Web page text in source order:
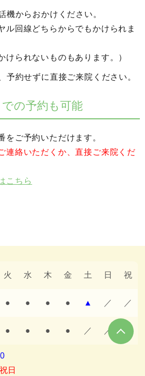
機からおかけください。
ル回線どちらからでもかけられま
けられないものもあります。）
予約せずに直接ご来院ください。
の予約も可能
をご予約いただけます。
連絡いただくか、直接ご来院くだ
こちら
火 水 木 金 土 日 祝
● ● ● ● ▲ ／ ／
● ● ● ● ／ ／ ／
日